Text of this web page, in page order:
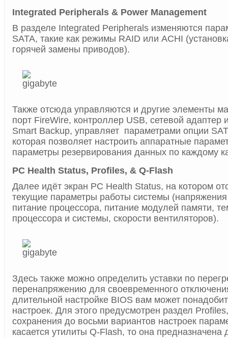
Integrated Peripherals & Power Management
В разделе Integrated Peripherals изменяются
SATA, такие как режимы RAID или ACHI
горячей замены приводов).
Также отсюда управляются и другие элементы
порт FireWire, контроллер USB, сетевой
Smart Backup, управляет параметрами опции
которая позволяет настроить аппаратные
параметры резервирования данных по каждому
PC Health Status, Profiles, & Q-Flash
Далее идёт экран PC Health Status, на котором
текущие параметры работы системы
питание процессора, питание модулей памяти,
процессора и системы, скорости вентиляторов).
Здесь также можно определить уставки по
перенапряжению для своевременного
длительной настройке BIOS вам может
настроек. Для этого предусмотрен раздел
сохранения до восьми вариантов настроек
касается утилиты Q-Flash, то она